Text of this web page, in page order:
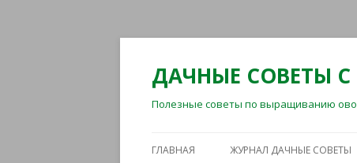
ДАЧНЫЕ СОВЕТЫ
Полезные советы по выращиванию
ГЛАВНАЯ ЖУРНАЛ ДАЧНЫЕ СОВЕТЫ